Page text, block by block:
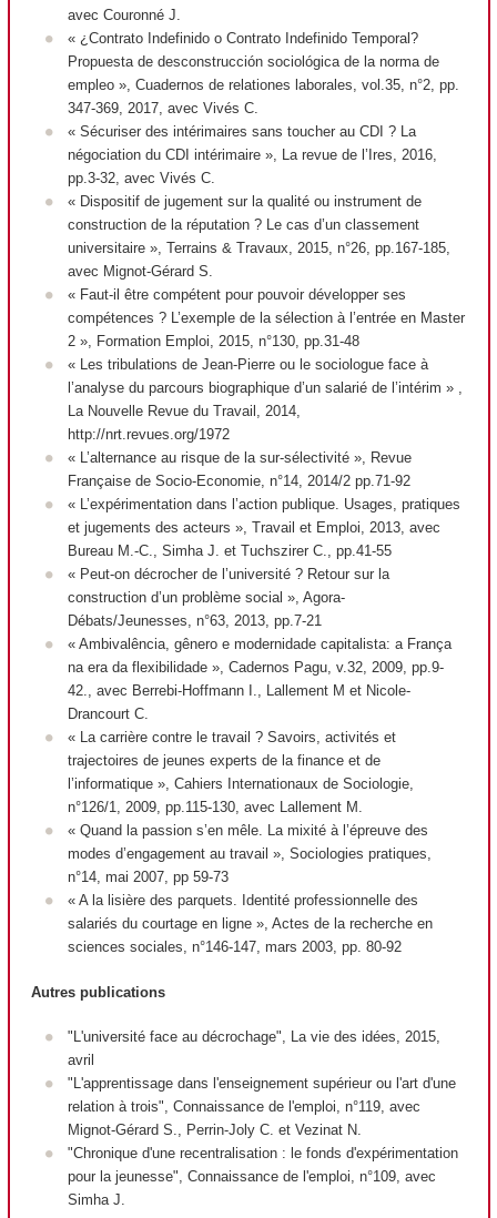
avec Couronné J.
« ¿Contrato Indefinido o Contrato Indefinido Temporal?
Propuesta de desconstrucción sociológica de la norma de
empleo », Cuadernos de relationes laborales, vol.35, n°2, pp.
347-369, 2017, avec Vivés C.
« Sécuriser des intérimaires sans toucher au CDI ? La
négociation du CDI intérimaire », La revue de l’Ires, 2016,
pp.3-32, avec Vivés C.
« Dispositif de jugement sur la qualité ou instrument de
construction de la réputation ? Le cas d’un classement
universitaire », Terrains & Travaux, 2015, n°26, pp.167-185,
avec Mignot-Gérard S.
« Faut-il être compétent pour pouvoir développer ses
compétences ? L’exemple de la sélection à l’entrée en Master
2 », Formation Emploi, 2015, n°130, pp.31-48
« Les tribulations de Jean-Pierre ou le sociologue face à
l’analyse du parcours biographique d’un salarié de l’intérim » ,
La Nouvelle Revue du Travail , 2014,
http://nrt.revues.org/1972
« L’alternance au risque de la sur-sélectivité », Revue
Française de Socio-Economie, n°14, 2014/2 pp.71-92
« L’expérimentation dans l’action publique. Usages, pratiques
et jugements des acteurs », Travail et Emploi, 2013, avec
Bureau M.-C., Simha J. et Tuchszirer C., pp.41-55
« Peut-on décrocher de l’université ? Retour sur la
construction d’un problème social », Agora-
Débats/Jeunesses, n°63, 2013, pp.7-21
« Ambivalência, gênero e modernidade capitalista: a França
na era da flexibilidade », Cadernos Pagu, v.32, 2009, pp.9-
42., avec Berrebi-Hoffmann I., Lallement M et Nicole-
Drancourt C.
« La carrière contre le travail ? Savoirs, activités et
trajectoires de jeunes experts de la finance et de
l’informatique », Cahiers Internationaux de Sociologie,
n°126/1, 2009, pp.115-130, avec Lallement M.
« Quand la passion s’en mêle. La mixité à l’épreuve des
modes d’engagement au travail », Sociologies pratiques,
n°14, mai 2007, pp 59-73
« A la lisière des parquets. Identité professionnelle des
salariés du courtage en ligne », Actes de la recherche en
sciences sociales, n°146-147, mars 2003, pp. 80-92
Autres publications
"L'université face au décrochage", La vie des idées, 2015,
avril
"L'apprentissage dans l'enseignement supérieur ou l'art d'une
relation à trois", Connaissance de l'emploi, n°119, avec
Mignot-Gérard S., Perrin-Joly C. et Vezinat N.
"Chronique d'une recentralisation : le fonds d'expérimentation
pour la jeunesse", Connaissance de l'emploi, n°109, avec
Simha J.